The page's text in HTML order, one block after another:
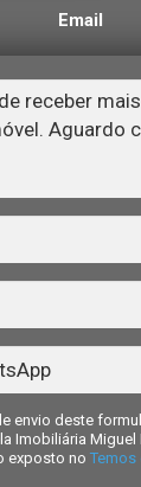
Email
envio deste
Imobiliária
exposto no Temos